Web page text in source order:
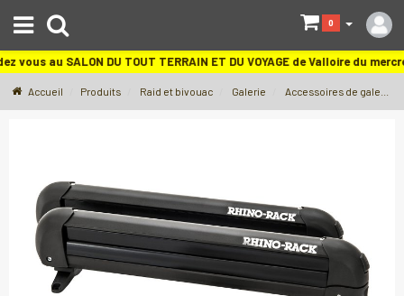
vous au SALON DU TOUT TERRAIN ET DU VOYAGE de Valloire du
0
Accueil Produits Raid et bivouac Galerie Accessoires de galerie